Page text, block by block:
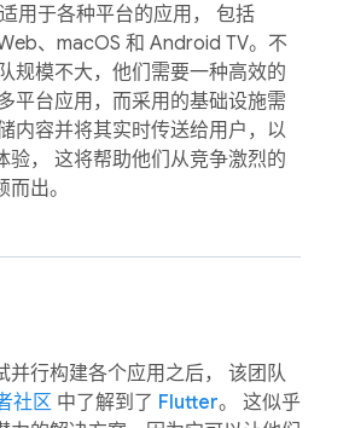
用于各种平台的应用， 包括
、macOS 和 Android TV。不
规模不大，他们需要一种高效的
平台应用，而采用的基础设施需
内容并将其实时传送给用户，以
验， 这将帮助他们从竞争激烈的
出。
并行构建各个应用之后， 该团队
社区 中了解到了 Flutter。 这似乎